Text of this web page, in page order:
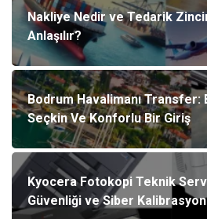
Nakliye Nedir ve Tedarik
Anlaşılır?
Bodrum Havalimanı Transfer:
Seçkin Ve Konforlu Bir Giriş
Kyocera Fotokopi Teknik
Güvenliği ve Siber Kalibrasyon